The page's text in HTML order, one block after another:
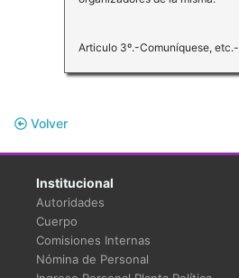
Articulo 3º.-Comuníquese, etc.-
Volver
Institucional
Autoridades
Cuerpo
Comisiones Internas
Nómina de Personal